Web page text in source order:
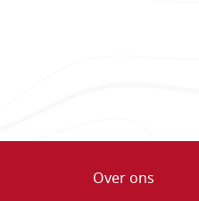
Over ons